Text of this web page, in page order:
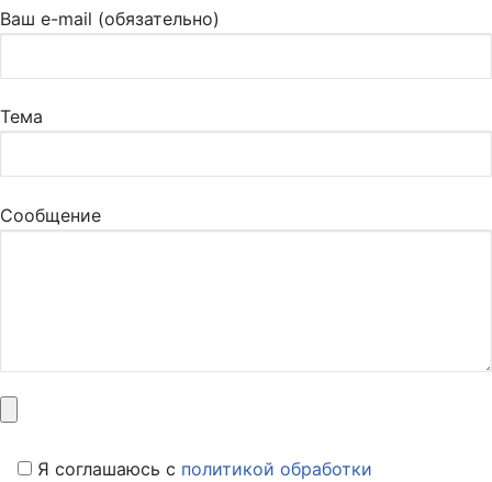
Ваш e-mail (обязательно)
Тема
Сообщение
Я соглашаюсь c политикой обработки